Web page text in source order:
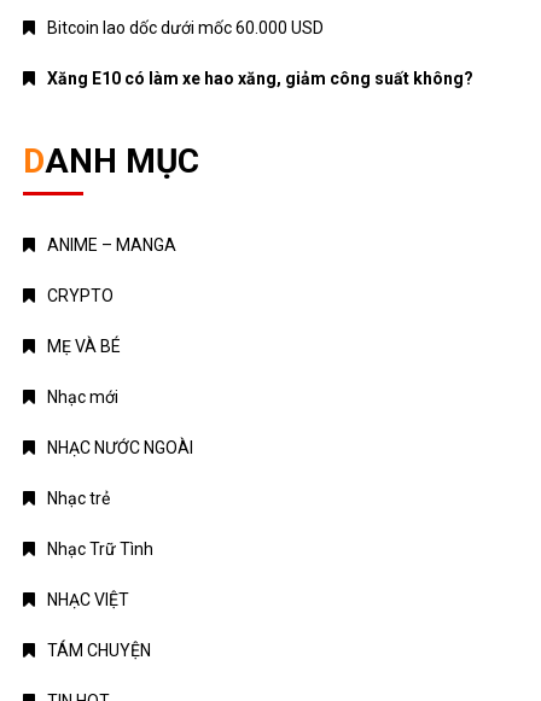
Bitcoin lao dốc dưới mốc 60.000 USD
Xăng E10 có làm xe hao xăng, giảm công suất không?
DANH MỤC
ANIME – MANGA
CRYPTO
MẸ VÀ BÉ
Nhạc mới
NHẠC NƯỚC NGOÀI
Nhạc trẻ
Nhạc Trữ Tình
NHẠC VIỆT
TÁM CHUYỆN